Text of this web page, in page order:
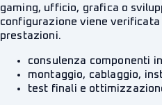
gaming, ufficio, grafica o
configurazione viene
prestazioni.
consulenza componenti
montaggio, cablaggio,
test finali e